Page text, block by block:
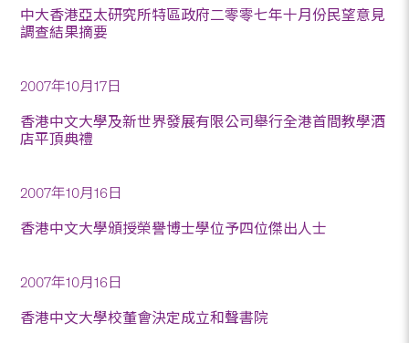
中大香港亞太研究所特區政府二零零七年十月份民望意見
調查結果摘要
2007年10月17日
香港中文大學及新世界發展有限公司舉行全港首間教學酒
店平頂典禮
2007年10月16日
香港中文大學頒授榮譽博士學位予四位傑出人士
2007年10月16日
香港中文大學校董會決定成立和聲書院